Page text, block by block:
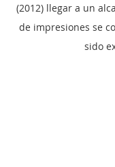
(2012) llegar a un
de impresiones se
sido